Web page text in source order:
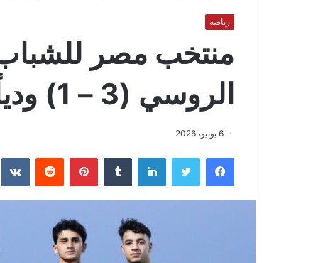
رياضة
منتخب مصر
الروسي (3 – 1) ودياً
6 يونيو، 2026
فيسبوك تويتر لينكدإن بينتيريست